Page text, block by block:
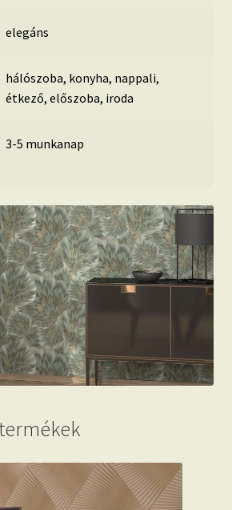
elegáns
hálószoba, konyha, nappali,
étkező, előszoba, iroda
3-5 munkanap